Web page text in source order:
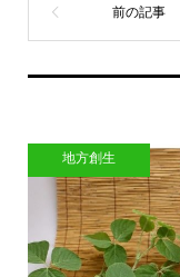
地方創生